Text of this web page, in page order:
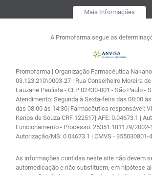
Mais Informações
A Promofarma segue as
Promofarma | Organização Farmacêutica
03.123.210\0003-27 | Rua Conselheiro Moreira
Lauzane Paulista - CEP 02430-001 - São Paulo -
Atendimento: Segunda à Sexta-feira das 08:00
das 08:00 às 14:30| Farmacêutica responsável:
Kenps de Souza CRF 122517| AFE: 0.04673.1 |
Funcionamento - Processo: 25351.181179/2002-
Autorização/MS: 0.04673.1 | CMVS - 355030801-
As informações contidas neste site não devem
automedicação e não substituem, em hipótese